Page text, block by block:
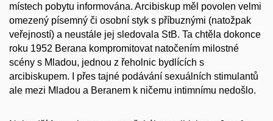
místech pobytu informována. Arcibiskup měl povolen velmi
omezený písemný či osobní styk s příbuznými (natožpak
veřejností) a neustále jej sledovala StB. Ta chtěla dokonce
roku 1952 Berana kompromitovat natočením milostné
scény s Mladou, jednou z řeholnic bydlících s
arcibiskupem. I přes tajné podávání sexuálních stimulantů
ale mezi Mladou a Beranem k ničemu intimnímu nedošlo.